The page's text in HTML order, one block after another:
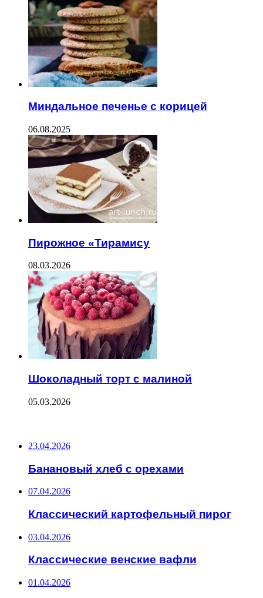
Миндальное печенье с корицей
06.08.2025
Пирожное «Тирамису
08.03.2026
Шоколадный торт с малиной
05.03.2026
23.04.2026
Банановый хлеб с орехами
07.04.2026
Классический картофельный пирог
03.04.2026
Классические венские вафли
01.04.2026